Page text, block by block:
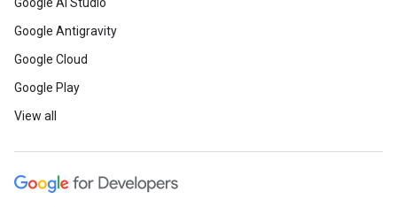
Google Antigravity
Google Cloud
Google Play
View all